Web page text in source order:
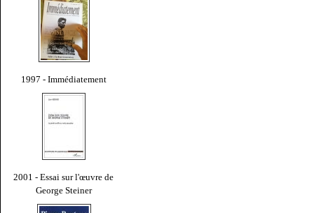
1997 - Immédiatement
2001 - Essai sur l'œuvre de
George Steiner